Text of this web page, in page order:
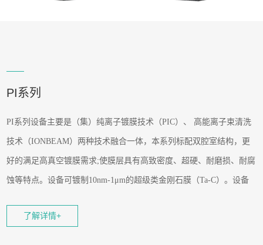
PI系列
PI系列设备主要是（集）纯离子镀膜技术（PIC）、 高能离子束清洗
技术（IONBEAM）两种技术融合一体，本系列标配双腔室结构，更
好的满足高真空镀膜需求;使膜层具有高致密度、超硬、耐磨损、耐腐
蚀等特点。设备可镀制10nm-1μm的超级类金刚石膜（Ta-C）。设备
自动化控制系统。
了解详情+